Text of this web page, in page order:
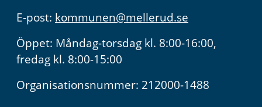
E-post: kommunen@mellerud.se
Öppet: Måndag-torsdag kl. 8:00-16:00,
fredag kl. 8:00-15:00
Organisationsnummer: 212000-1488